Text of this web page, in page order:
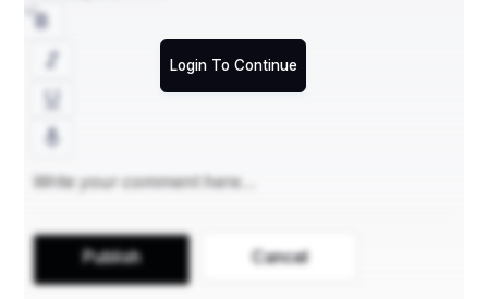
Login To Continue
Publish Cancel